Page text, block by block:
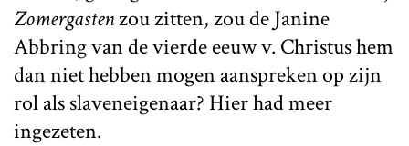
Zomergastenzou zitten, zou de Janine
Abbring van de vierde eeuw v. Christus hem
dan niet hebben mogen aanspreken op zijn
rol als slaveneigenaar? Hier had meer
ingezeten.